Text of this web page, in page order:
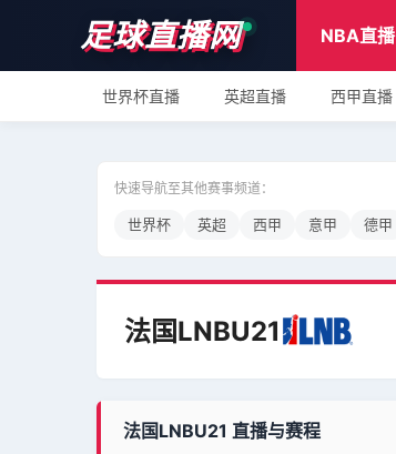
足球直播网 NBA直播
世界杯直播 英超直播 西甲直播
快速导航至其他赛事频道：
世界杯 英超 西甲 意甲 德甲
法国LNBU21
法国LNBU21 直播与赛程